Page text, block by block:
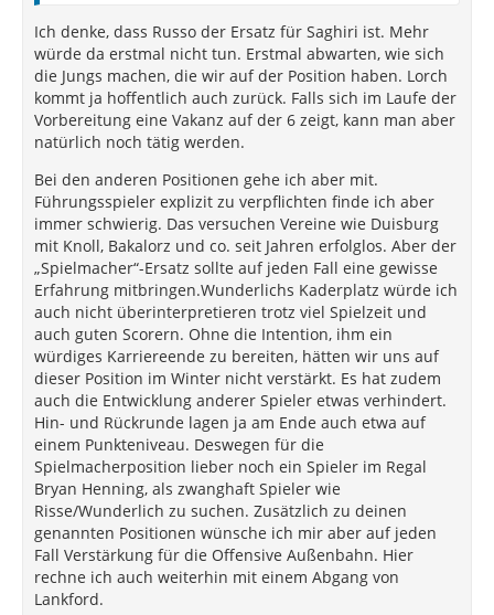
Ich denke, dass Russo der Ersatz für Saghiri ist. Mehr
würde da erstmal nicht tun. Erstmal abwarten, wie sich
die Jungs machen, die wir auf der Position haben. Lorch
kommt ja hoffentlich auch zurück. Falls sich im Laufe der
Vorbereitung eine Vakanz auf der 6 zeigt, kann man aber
natürlich noch tätig werden.
Bei den anderen Positionen gehe ich aber mit.
Führungsspieler explizit zu verpflichten finde ich aber
immer schwierig. Das versuchen Vereine wie Duisburg
mit Knoll, Bakalorz und co. seit Jahren erfolglos. Aber der
„Spielmacher“-Ersatz sollte auf jeden Fall eine gewisse
Erfahrung mitbringen.Wunderlichs Kaderplatz würde ich
auch nicht überinterpretieren trotz viel Spielzeit und
auch guten Scorern. Ohne die Intention, ihm ein
würdiges Karriereende zu bereiten, hätten wir uns auf
dieser Position im Winter nicht verstärkt. Es hat zudem
auch die Entwicklung anderer Spieler etwas verhindert.
Hin- und Rückrunde lagen ja am Ende auch etwa auf
einem Punkteniveau. Deswegen für die
Spielmacherposition lieber noch ein Spieler im Regal
Bryan Henning, als zwanghaft Spieler wie
Risse/Wunderlich zu suchen. Zusätzlich zu deinen
genannten Positionen wünsche ich mir aber auf jeden
Fall Verstärkung für die Offensive Außenbahn. Hier
rechne ich auch weiterhin mit einem Abgang von
Lankford.